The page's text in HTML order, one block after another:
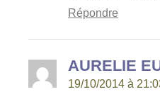
Répondre
AURELIE
19/10/2014 à